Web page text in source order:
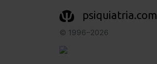
psiquiatria.com
© 1996–2026